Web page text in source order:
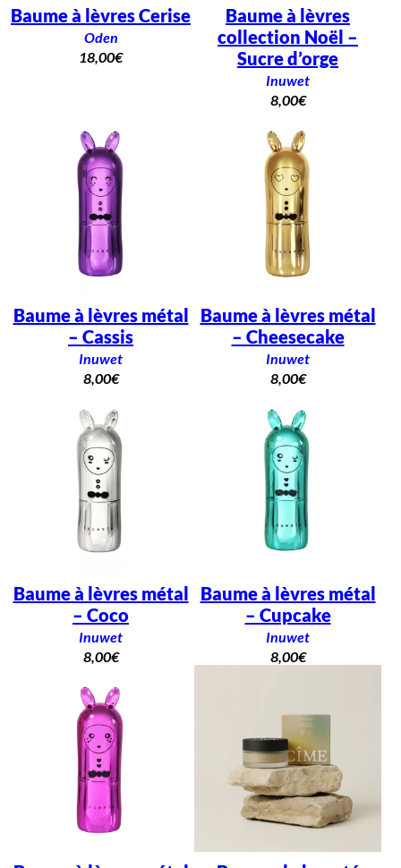
Baume à lèvres Cerise
Oden
18,00€
Baume à lèvres
collection Noël –
Sucre d’orge
Inuwet
8,00€
Baume à lèvres métal
– Cassis
Inuwet
8,00€
Baume à lèvres métal
– Cheesecake
Inuwet
8,00€
Baume à lèvres métal
– Coco
Inuwet
8,00€
Baume à lèvres métal
– Cupcake
Inuwet
8,00€